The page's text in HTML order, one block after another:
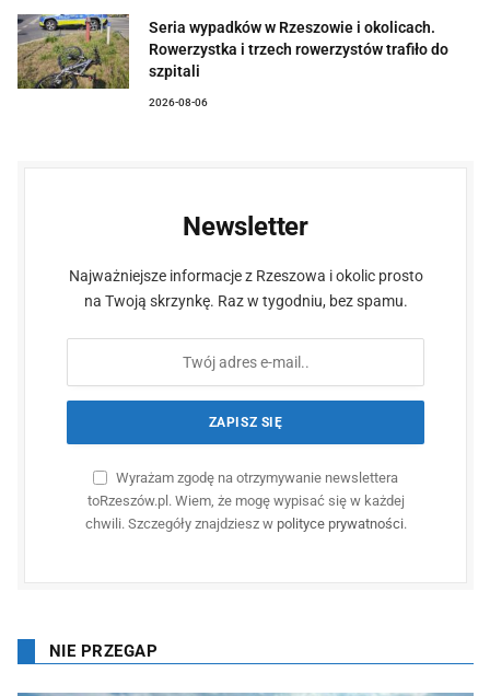
Seria wypadków w Rzeszowie i okolicach.
Rowerzystka i trzech rowerzystów trafiło do
szpitali
2026-08-06
Newsletter
Najważniejsze informacje z Rzeszowa i okolic prosto
na Twoją skrzynkę. Raz w tygodniu, bez spamu.
Wyrażam zgodę na otrzymywanie newslettera
toRzeszów.pl. Wiem, że mogę wypisać się w każdej
chwili. Szczegóły znajdziesz w polityce prywatności.
NIE PRZEGAP